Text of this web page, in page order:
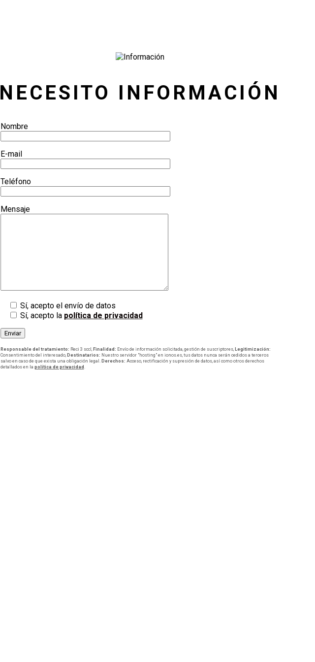
NECESITO INFORMACIÓN
Nombre
E-mail
Teléfono
Mensaje
Sí, acepto el envío de datos
Sí, acepto la política de privacidad
Responsable del tratamiento: Reci 3 sccl, Finalidad: Envío de información solicitada, gestión de suscriptores, Legitimización:
Consentimiento del interesado, Destinatarios: Nuestro servidor "hosting" en ionos.es, tus datos nunca serán cedidos a terceros
salvo en caso de que exista una obligación legal. Derechos: Acceso, rectificación y supresión de datos, así como otros derechos
detallados en la política de privacidad .